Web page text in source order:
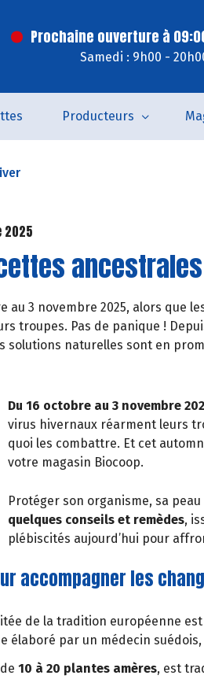
Prochaine ouverture à
Samedi : 9h00 -
Producteurs
2025
au 3 novembre 2025, alors que
troupes. Pas de panique !
solutions naturelles sont en
Du 16 octobre au 3 novembre
virus hivernaux réarment leurs
quoi les combattre. Et cet
votre magasin Biocoop.
Protéger son organisme, sa
quelques conseils et remèdes,
plébiscités aujourd’hui pour
accompagner les
de la tradition européenne
élaboré par un médecin suédois,
10 à 20 plantes amères, est